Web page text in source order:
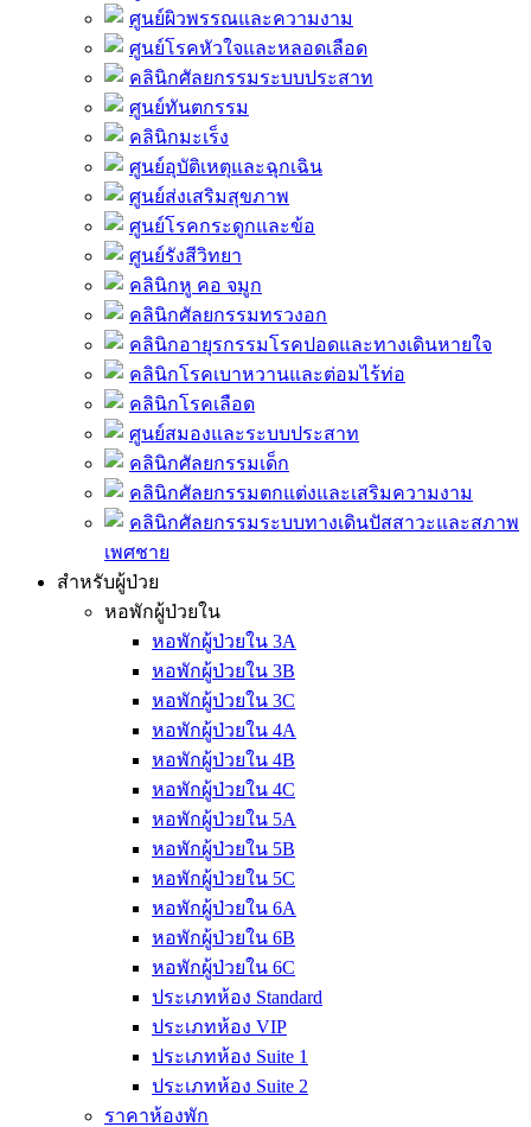
ศูนย์ผิวพรรณและความงาม
ศูนย์โรคหัวใจและหลอดเลือด
คลินิกศัลยกรรมระบบประสาท
ศูนย์ทันตกรรม
คลินิกมะเร็ง
ศูนย์อุบัติเหตุและฉุกเฉิน
ศูนย์ส่งเสริมสุขภาพ
ศูนย์โรคกระดูกและข้อ
ศูนย์รังสีวิทยา
คลินิกหู คอ จมูก
คลินิกศัลยกรรมทรวงอก
คลินิกอายุรกรรมโรคปอดและทางเดินหายใจ
คลินิกโรคเบาหวานและต่อมไร้ท่อ
คลินิกโรคเลือด
ศูนย์สมองและระบบประสาท
คลินิกศัลยกรรมเด็ก
คลินิกศัลยกรรมตกแต่งและเสริมความงาม
คลินิกศัลยกรรมระบบทางเดินปัสสาวะและสภาพ
เพศชาย
สำหรับผู้ป่วย
หอพักผู้ป่วยใน
หอพักผู้ป่วยใน 3A
หอพักผู้ป่วยใน 3B
หอพักผู้ป่วยใน 3C
หอพักผู้ป่วยใน 4A
หอพักผู้ป่วยใน 4B
หอพักผู้ป่วยใน 4C
หอพักผู้ป่วยใน 5A
หอพักผู้ป่วยใน 5B
หอพักผู้ป่วยใน 5C
หอพักผู้ป่วยใน 6A
หอพักผู้ป่วยใน 6B
หอพักผู้ป่วยใน 6C
ประเภทห้อง Standard
ประเภทห้อง VIP
ประเภทห้อง Suite 1
ประเภทห้อง Suite 2
ราคาห้องพัก